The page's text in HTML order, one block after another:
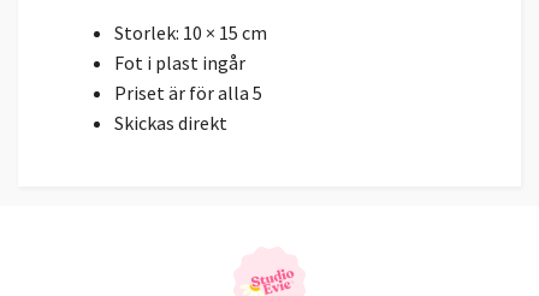
Storlek: 10 × 15 cm
Fot i plast ingår
Priset är för alla 5
Skickas direkt